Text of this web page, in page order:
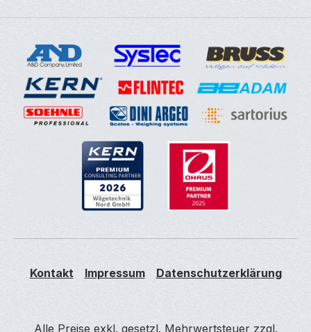
Kontakt Impressum Datenschutzerklärung
Alle Preise exkl. gesetzl. Mehrwertsteuer zzgl.